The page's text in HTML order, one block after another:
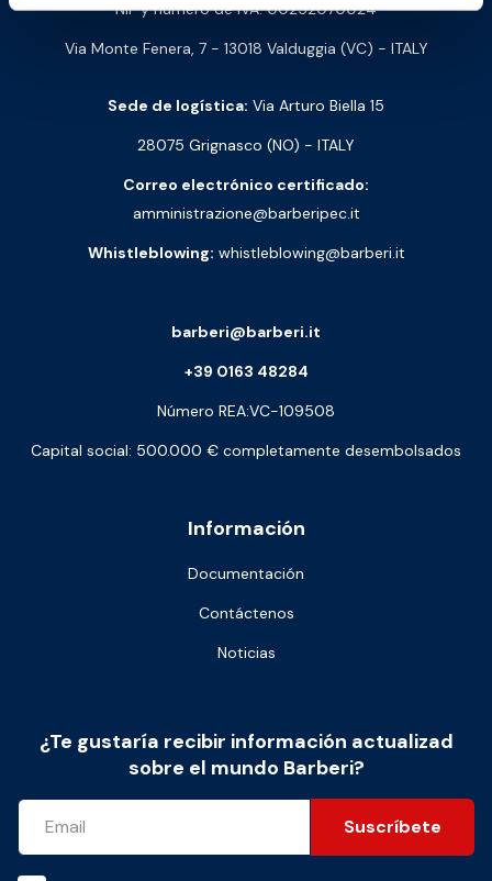
NIF y número de IVA: 00252070024
Via Monte Fenera, 7 - 13018 Valduggia (VC) - ITALY
Sede de logística: Via Arturo Biella 15
28075 Grignasco (NO) - ITALY
Correo electrónico certificado:
amministrazione@barberipec.it
Whistleblowing: whistleblowing@barberi.it
Información
Documentación
Contáctenos
Noticias
barberi@barberi.it
+39 0163 48284
Número REA:VC-109508
Capital social: 500.000 € completamente desembolsados
¿Te gustaría recibir información actualizad
sobre el mundo Barberi?
Suscríbete